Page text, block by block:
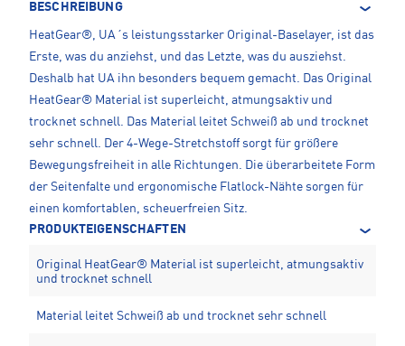
BESCHREIBUNG
HeatGear®, UA´s leistungsstarker Original-Baselayer, ist das
Erste, was du anziehst, und das Letzte, was du ausziehst.
Deshalb hat UA ihn besonders bequem gemacht. Das Original
HeatGear® Material ist superleicht, atmungsaktiv und
trocknet schnell. Das Material leitet Schweiß ab und trocknet
sehr schnell. Der 4-Wege-Stretchstoff sorgt für größere
Bewegungsfreiheit in alle Richtungen. Die überarbeitete Form
der Seitenfalte und ergonomische Flatlock-Nähte sorgen für
einen komfortablen, scheuerfreien Sitz.
PRODUKTEIGENSCHAFTEN
Original HeatGear® Material ist superleicht, atmungsaktiv
und trocknet schnell
Material leitet Schweiß ab und trocknet sehr schnell